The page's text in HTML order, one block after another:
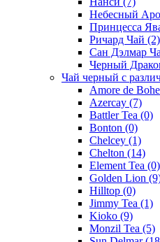
Небесный
Принцесса
Ричард Чай (2)
Сан Дэлмар
Черный
Чай черный с
Amore de
Azercay (7)
Battler Tea (0)
Bonton (0)
Chelcey (1)
Chelton (14)
Element Tea (0)
Golden Lion
Hilltop (0)
Jimmy Tea (1)
Kioko (9)
Monzil Tea (5)